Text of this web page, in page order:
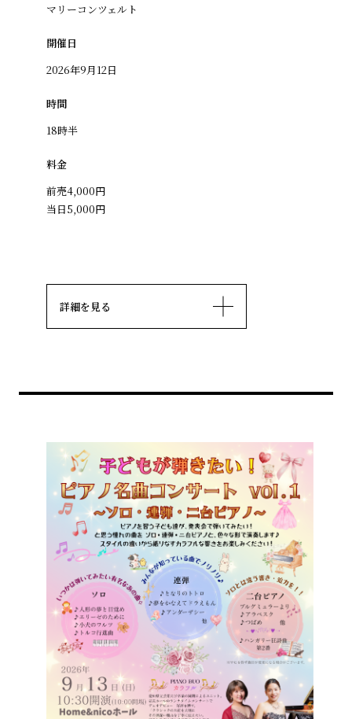
マリーコンツェルト
開催日
2026年9月12日
時間
18時半
料金
前売4,000円
当日5,000円
詳細を見る